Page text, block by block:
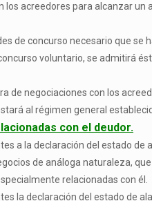
acreedores para alcanzar
de concurso necesario que se
voluntario, se admitirá
de negociaciones con los
al régimen general
con el deudor.
a la declaración del estado
de análoga naturaleza,
relacionadas con él.
la declaración del estado de